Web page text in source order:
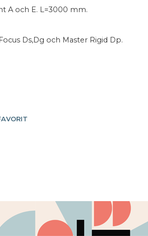
A och E. L=3000 mm.
Ds,Dg och Master Rigid Dp.